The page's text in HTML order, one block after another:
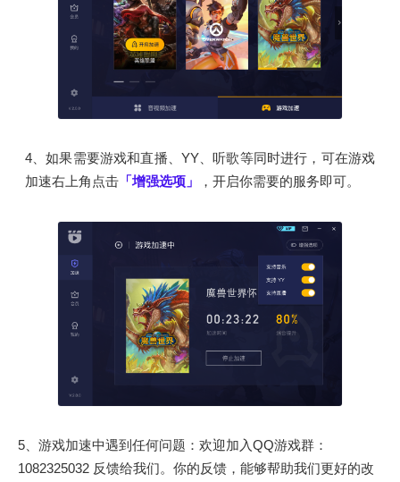
4、如果需要游戏和直播、YY、听歌等同时进行，可在游戏
加速右上角点击 「增强选项」 ，开启你需要的服务即可。
5、游戏加速中遇到任何问题：欢迎加入QQ游戏群：
1082325032 反馈给我们。你的反馈，能够帮助我们更好的改